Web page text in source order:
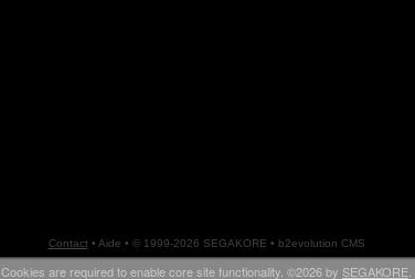
Contact• Aide • © 1999-2026 SEGAKORE • b2evolution CMS
Cookies are required to enable core site functionality. ©2026 by SEGAKORE.